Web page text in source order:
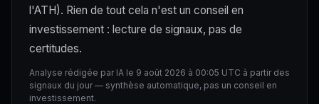
l'ATH). Rien de tout cela n'est un conseil en
investissement : lecture de signaux, pas de
certitudes.
Analyse rédigée par IA le 9 août 2026 à 00:05 UTC à partir des
signaux du jour — synthèse automatique, pas un conseil en
investissement.